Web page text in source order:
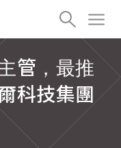
管，最推
科技集團